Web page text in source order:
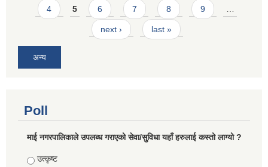
4 5 6 7 8 9 …
next › last »
अन्य
Poll
माई नगरपालिकाले उपलब्ध गराएको सेवा/सुविधा यहाँ हरुलाई कस्तो लाग्यो ?
Choices
उत्कृष्ट